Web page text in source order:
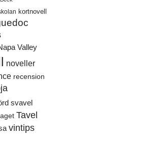
kortnovell
Valley
noveller
recension
svavel
Tavel
vintips